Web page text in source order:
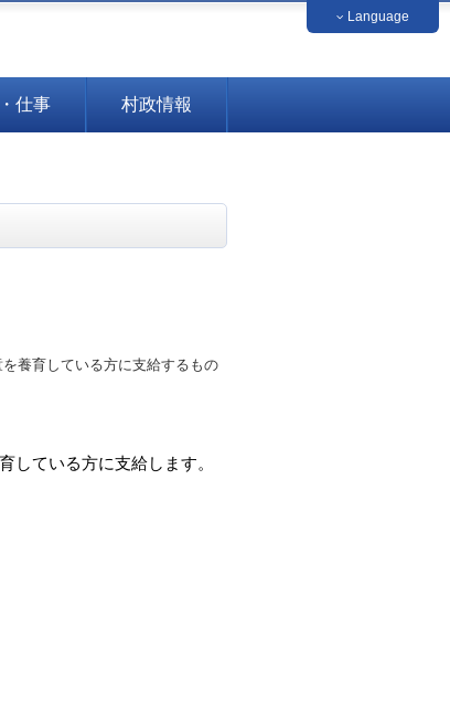
Language
仕事 村政情報
養育している方に支給するもの
ている方に支給します。